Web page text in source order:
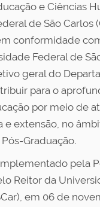
e Ciências
de São Carlos
conformidade
Federal de
geral do
para o
por meio de
e extensão, no
Graduação.
pela
Reitor da
em 06 de